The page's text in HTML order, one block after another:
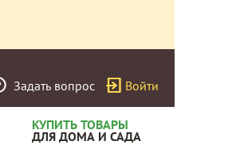
Задать вопрос Войти
КУПИТЬ ТОВАРЫ
ДЛЯ ДОМА И САДА